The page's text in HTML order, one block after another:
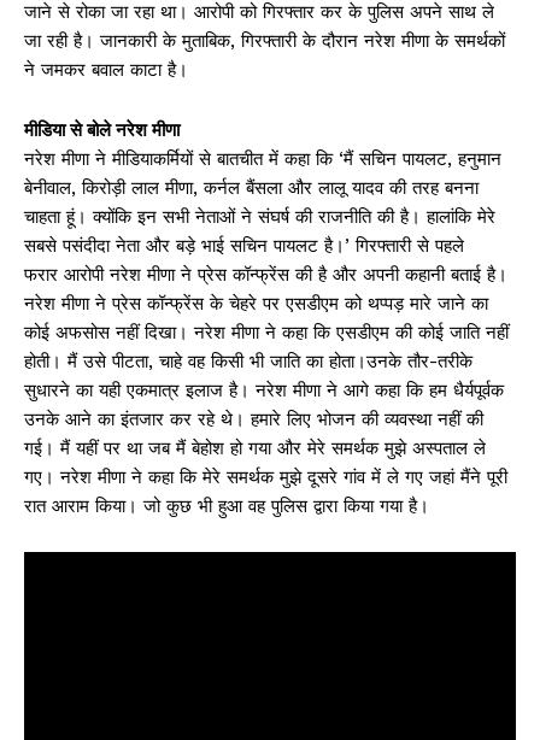
जाने से रोका जा रहा था। आरोपी को गिरफ्तार कर के पुलिस अपने साथ ले
जा रही है। जानकारी के मुताबिक, गिरफ्तारी के दौरान नरेश मीणा के समर्थकों
ने जमकर बवाल काटा है।
मीडिया से बोले नरेश मीणा
नरेश मीणा ने मीडियाकर्मियों से बातचीत में कहा कि ‘मैं सचिन पायलट, हनुमान
बेनीवाल, किरोड़ी लाल मीणा, कर्नल बैंसला और लालू यादव की तरह बनना
चाहता हूं। क्योंकि इन सभी नेताओं ने संघर्ष की राजनीति की है। हालांकि मेरे
सबसे पसंदीदा नेता और बड़े भाई सचिन पायलट है।’ गिरफ्तारी से पहले
फरार आरोपी नरेश मीणा ने प्रेस कॉन्फ्रेंस की है और अपनी कहानी बताई है।
नरेश मीणा ने प्रेस कॉन्फ्रेंस के चेहरे पर एसडीएम को थप्पड़ मारे जाने का
कोई अफसोस नहीं दिखा। नरेश मीणा ने कहा कि एसडीएम की कोई जाति नहीं
होती। मैं उसे पीटता, चाहे वह किसी भी जाति का होता।उनके तौर-तरीके
सुधारने का यही एकमात्र इलाज है। नरेश मीणा ने आगे कहा कि हम धैर्यपूर्वक
उनके आने का इंतजार कर रहे थे। हमारे लिए भोजन की व्यवस्था नहीं की
गई। मैं यहीं पर था जब मैं बेहोश हो गया और मेरे समर्थक मुझे अस्पताल ले
गए। नरेश मीणा ने कहा कि मेरे समर्थक मुझे दूसरे गांव में ले गए जहां मैंने पूरी
रात आराम किया। जो कुछ भी हुआ वह पुलिस द्वारा किया गया है।